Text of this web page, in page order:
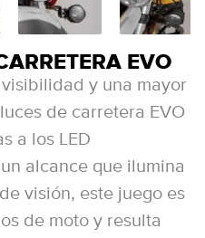
EVO
y una mayor
de carretera EVO
a los LED
alcance que ilumina
visión, este juego es
de moto y resulta